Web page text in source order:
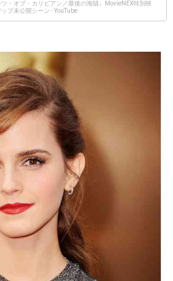
・オブ・カリビアン／最後の海賊」MovieNEX特別映
プ未公開シーン - YouTube